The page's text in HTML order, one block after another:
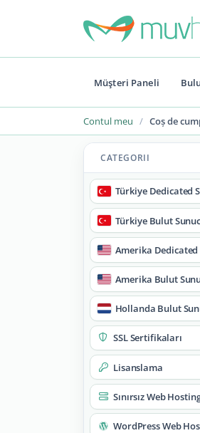
Müşteri Paneli
Contul meu Coș de
CATEGORII
Türkiye Dedicated
Türkiye Bulut
Amerika Dedicated
Amerika Bulut
Hollanda Bulut
SSL Sertifikaları
Lisanslama
Sınırsız Web
WordPress Web